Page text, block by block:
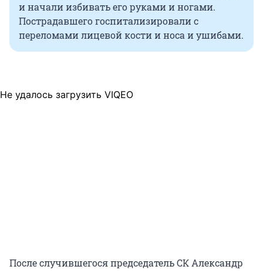
и начали избивать его руками и ногами.
Пострадавшего госпитализировали с
переломами лицевой кости и носа и ушибами.
Не удалось загрузить VIQEO
После случившегося председатель СК Александр